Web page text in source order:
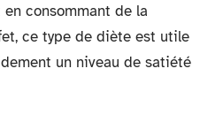
consommant de la
ce type de diète est utile
un niveau de satiété